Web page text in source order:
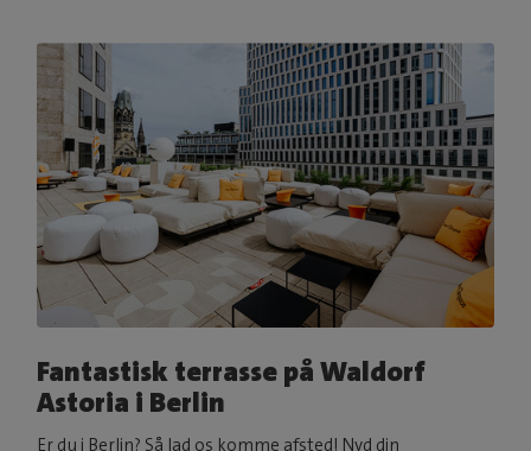
Fantastisk terrasse på Waldorf
Astoria i Berlin
Er du i Berlin? Så lad os komme afsted! Nyd din